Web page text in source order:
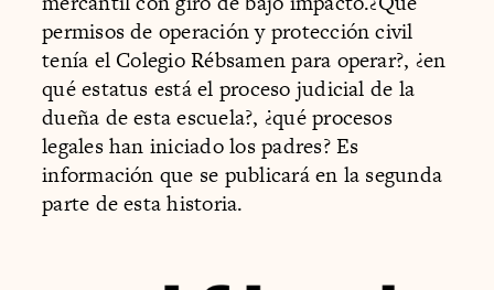
permisos de operación y protección civil
tenía el Colegio Rébsamen para operar?, ¿en
qué estatus está el proceso judicial de la
dueña de esta escuela?, ¿qué procesos
legales han iniciado los padres? Es
información que se publicará en la segunda
parte de esta historia.